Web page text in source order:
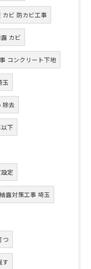
カビ 防カビ工事
カビ
コンクリート下地
玉
除去
下
定
露対策工事 埼玉
つ
す